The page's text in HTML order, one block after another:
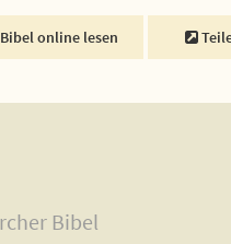
online lesen
Bibel